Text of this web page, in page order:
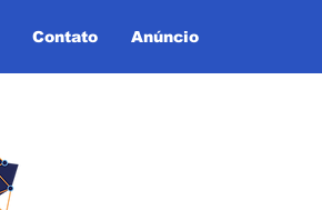
Contato Anúncio